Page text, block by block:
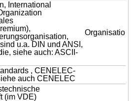
International
u.a. DIN und ANSI,
siehe auch: ASCII-
Organisation
, CENELEC-
auch CENELEC
(im VDE)